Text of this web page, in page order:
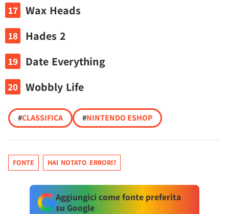
Wax Heads
Hades 2
Date Everything
Wobbly Life
#CLASSIFICA #NINTENDO ESHOP
FONTE HAI NOTATO ERRORI?
Aggiungici come fonte preferita
su Google